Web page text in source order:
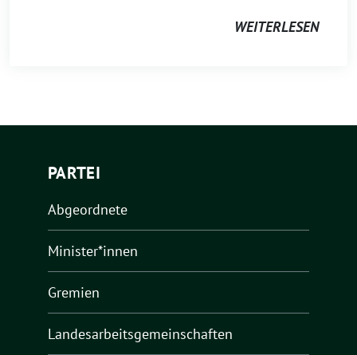
WEITERLESEN
PARTEI
Abgeordnete
Minister*innen
Gremien
Landesarbeitsgemeinschaften